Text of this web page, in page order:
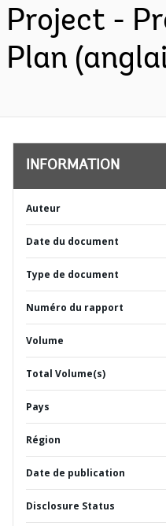
Project -
Plan
INFORMATION
Auteur
Date du document
Type de document
Numéro du rapport
Volume
Total Volume(s)
Pays
Région
Date de publication
Disclosure Status